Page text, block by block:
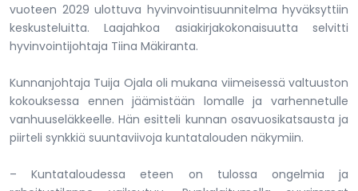
vuoteen 2029 ulottuva hyvinvointisuunnitelma hyväksyttiin
keskusteluitta. Laajahkoa asiakirjakokonaisuutta selvitti
hyvinvointijohtaja Tiina Mäkiranta.
Kunnanjohtaja Tuija Ojala oli mukana viimeisessä valtuuston
kokouksessa ennen jäämistään lomalle ja varhennetulle
vanhuuseläkkeelle. Hän esitteli kunnan osavuosikatsausta ja
piirteli synkkiä suuntaviivoja kuntatalouden näkymiin.
– Kuntataloudessa eteen on tulossa ongelmia ja